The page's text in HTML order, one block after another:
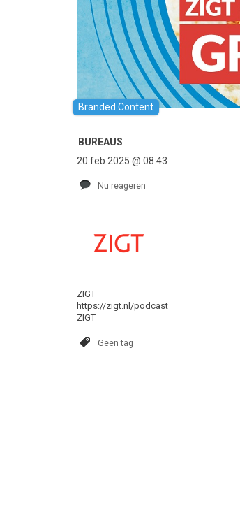
Branded Content
BUREAUS
20 feb 2025 @ 08:43
Nu reageren
ZIGT
https://zigt.nl/podcast
ZIGT
Geen tag